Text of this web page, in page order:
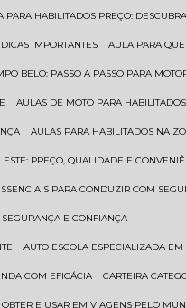
PARA HABILITADOS PREÇO:
IMPORTANTES AULA PARA
BELO: PASSO A PASSO PARA
AULAS DE MOTO PARA HABILITADOS
AULAS PARA HABILITADOS NA
PREÇO, QUALIDADE E
PARA CONDUZIR COM
E CONFIANÇA
AUTO ESCOLA ESPECIALIZADA
COM EFICÁCIA CARTEIRA
OBTER E USAR EM VIAGENS PELO